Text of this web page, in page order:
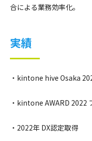
合による業務効率化。
実績
・kintone hive Osaka
・kintone AWARD 2022
・2022年 DX認定取得